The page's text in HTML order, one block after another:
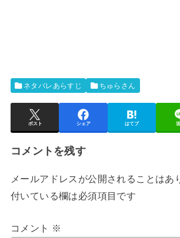
ネタバレあらすじ ちゅらさん
ポスト シェア はてブ
コメントを残す
メールアドレスが公開されることはあ
付いている欄は必須項目です
コメント ※